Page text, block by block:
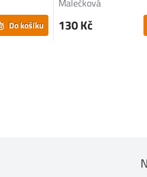
Do košíku
Malečková
130 Kč